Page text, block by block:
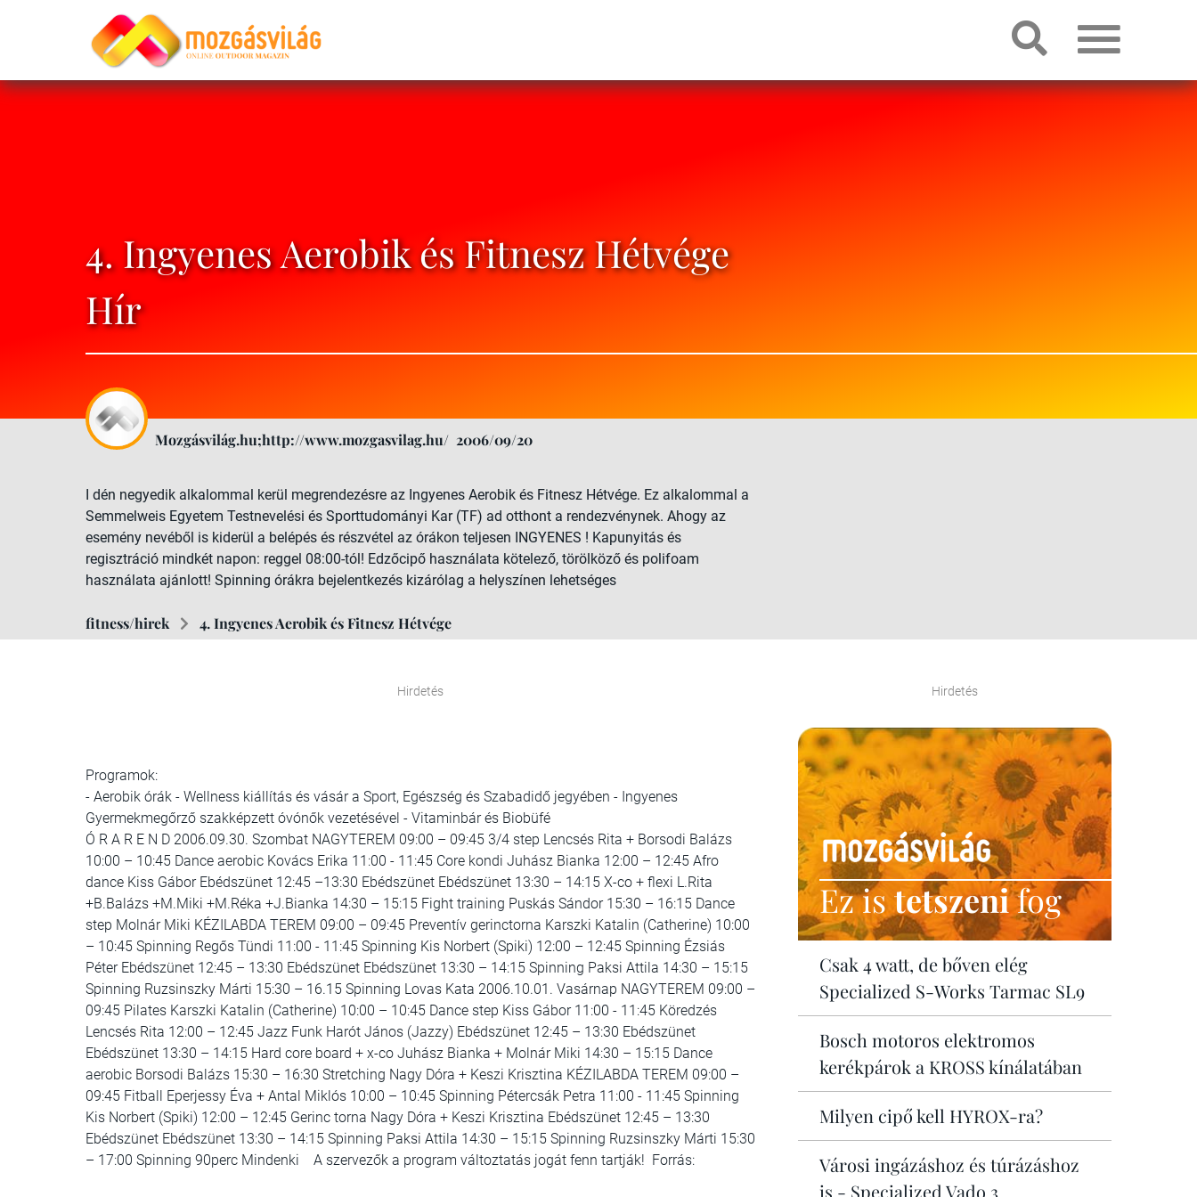
4. Ingyenes Aerobik és Fitnesz Hétvége
Hír
Mozgásvilág.hu;http://www.mozgasvilag.hu/ 2006/09/20
I dén negyedik alkalommal kerül megrendezésre az Ingyenes Aerobik és Fitnesz Hétvége. Ez alkalommal a
Semmelweis Egyetem Testnevelési és Sporttudományi Kar (TF) ad otthont a rendezvénynek. Ahogy az
esemény nevéből is kiderül a belépés és részvétel az órákon teljesen INGYENES ! Kapunyitás és
regisztráció mindkét napon: reggel 08:00-tól! Edzőcipő használata kötelező, törölköző és polifoam
használata ajánlott! Spinning órákra bejelentkezés kizárólag a helyszínen lehetséges
fitness/hirek 4. Ingyenes Aerobik és Fitnesz Hétvége
Hirdetés
Programok:
- Aerobik órák - Wellness kiállítás és vásár a Sport, Egészség és Szabadidő jegyében - Ingyenes
Gyermekmegőrző szakképzett óvónők vezetésével - Vitaminbár és Biobüfé
Ó R A R E N D 2006.09.30. Szombat NAGYTEREM 09:00 – 09:45 3/4 step Lencsés Rita + Borsodi Balázs
10:00 – 10:45 Dance aerobic Kovács Erika 11:00 - 11:45 Core kondi Juhász Bianka 12:00 – 12:45 Afro
dance Kiss Gábor Ebédszünet 12:45 –13:30 Ebédszünet Ebédszünet 13:30 – 14:15 X-co + flexi L.Rita
+B.Balázs +M.Miki +M.Réka +J.Bianka 14:30 – 15:15 Fight training Puskás Sándor 15:30 – 16:15 Dance
step Molnár Miki KÉZILABDA TEREM 09:00 – 09:45 Preventív gerinctorna Karszki Katalin (Catherine) 10:00
– 10:45 Spinning Regős Tündi 11:00 - 11:45 Spinning Kis Norbert (Spiki) 12:00 – 12:45 Spinning Ézsiás
Péter Ebédszünet 12:45 – 13:30 Ebédszünet Ebédszünet 13:30 – 14:15 Spinning Paksi Attila 14:30 – 15:15
Spinning Ruzsinszky Márti 15:30 – 16.15 Spinning Lovas Kata 2006.10.01. Vasárnap NAGYTEREM 09:00 –
09:45 Pilates Karszki Katalin (Catherine) 10:00 – 10:45 Dance step Kiss Gábor 11:00 - 11:45 Köredzés
Lencsés Rita 12:00 – 12:45 Jazz Funk Harót János (Jazzy) Ebédszünet 12:45 – 13:30 Ebédszünet
Ebédszünet 13:30 – 14:15 Hard core board + x-co Juhász Bianka + Molnár Miki 14:30 – 15:15 Dance
aerobic Borsodi Balázs 15:30 – 16:30 Stretching Nagy Dóra + Keszi Krisztina KÉZILABDA TEREM 09:00 –
09:45 Fitball Eperjessy Éva + Antal Miklós 10:00 – 10:45 Spinning Pétercsák Petra 11:00 - 11:45 Spinning
Kis Norbert (Spiki) 12:00 – 12:45 Gerinc torna Nagy Dóra + Keszi Krisztina Ebédszünet 12:45 – 13:30
Ebédszünet Ebédszünet 13:30 – 14:15 Spinning Paksi Attila 14:30 – 15:15 Spinning Ruzsinszky Márti 15:30
– 17:00 Spinning 90perc Mindenki A szervezők a program változtatás jogát fenn tartják! Forrás:
Hirdetés
Ez istetszenifog
Csak 4 watt, de bőven elég
Specialized S-Works Tarmac SL9
Bosch motoros elektromos
kerékpárok a KROSS kínálatában
Milyen cipő kell HYROX-ra?
Városi ingázáshoz és túrázáshoz
is - Specialized Vado 3